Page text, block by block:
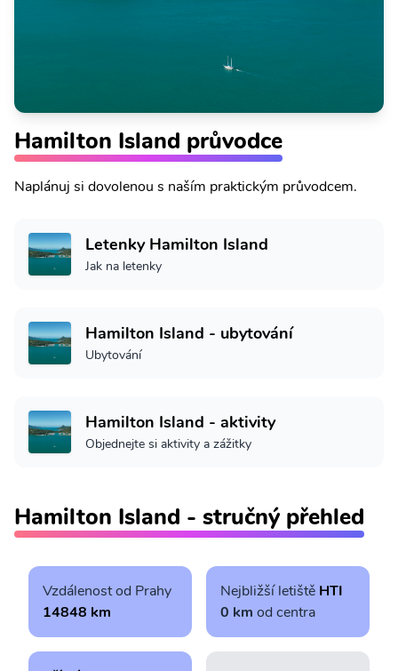
Hamilton Island průvodce
Naplánuj si dovolenou s naším praktickým průvodcem.
Letenky Hamilton Island
Jak na letenky
Hamilton Island - ubytování
Ubytování
Hamilton Island - aktivity
Objednejte si aktivity a zážitky
Hamilton Island - stručný přehled
Vzdálenost od Prahy
14848 km
Nejbližší letiště HTI
0 km od centra